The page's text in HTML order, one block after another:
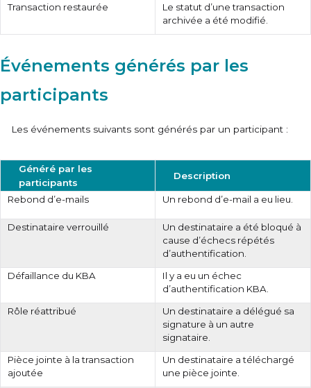
Transaction restaurée
Le statut d’une transaction
archivée a été modifié.
Événements générés par les
participants
Les événements suivants sont générés par un participant :
Généré par les
participants
Description
Rebond d’e-mails Un rebond d’e-mail a eu lieu.
Destinataire verrouillé
Un destinataire a été bloqué à
cause d’échecs répétés
d’authentification.
Défaillance du KBA
Il y a eu un échec
d’authentification KBA.
Rôle réattribué
Un destinataire a délégué sa
signature à un autre
signataire.
Pièce jointe à la transaction
ajoutée
Un destinataire a téléchargé
une pièce jointe.